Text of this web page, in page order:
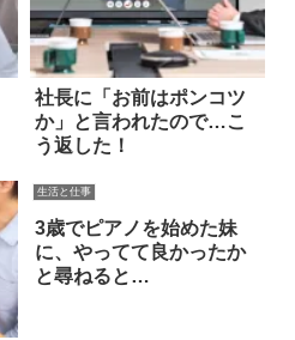
社長に「お前はポンコツ
か」と言われたので…こ
う返した！
生活と仕事
3歳でピアノを始めた妹
に、やってて良かったか
と尋ねると…